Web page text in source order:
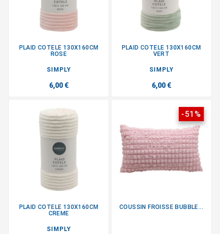
PLAID COTELE 130X160CM
ROSE
SIMPLY
6,00 €
PLAID COTELE 130X160CM
VERT
SIMPLY
6,00 €
PLAID COTELE 130X160CM
CREME
SIMPLY
-51%
COUSSIN FROISSE BUBBLE...